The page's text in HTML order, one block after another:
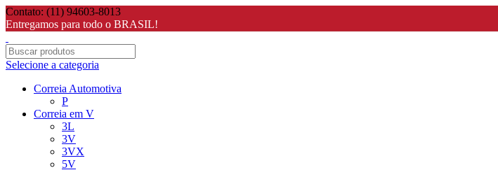
Contato: (11) 94603-8013
Entregamos para todo o BRASIL!
Selecione a categoria
Correia Automotiva
P
Correia em V
3L
3V
3VX
5V